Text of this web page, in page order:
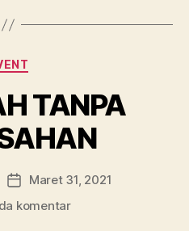
Kategori
TANPA
Tanggal
artikel
Maret 31, 2021
komentarpada